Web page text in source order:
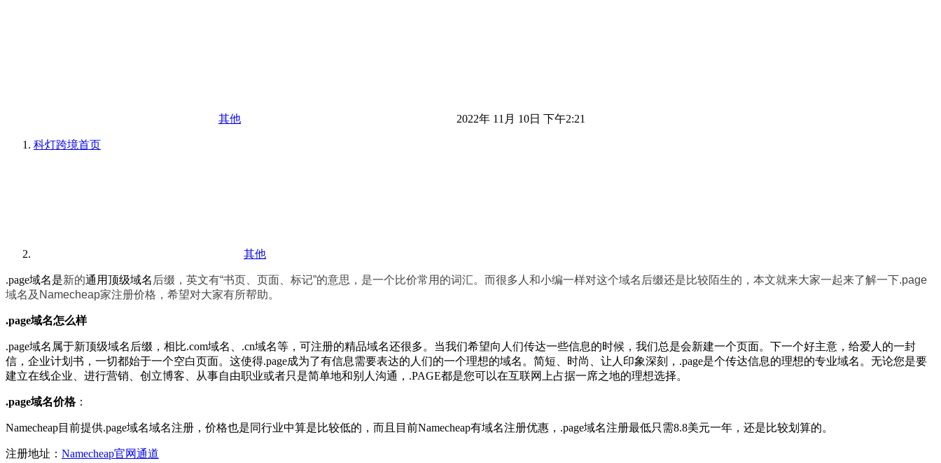
其他 2022年 11月 10日 下午2:21
科灯跨境首页
其他
.page域名是新的通用顶级域名 后缀，英文有“书页、页面、标记”的意思，是一个比价常用的词汇。而很多人和小编一样对这个域名后缀还是比较陌生的，本文就来大家一起来了解一下.page
域名及Namecheap家注册价格，希望对大家有所帮助。
.page域名怎么样
.page域名属于新顶级域名后缀，相比.com域名、.cn域名等，可注册的精品域名还很多。当我们希望向人们传达一些信息的时候，我们总是会新建一个页面。下一个好主意，给爱人的一封
信，企业计划书，一切都始于一个空白页面。这使得.page成为了有信息需要表达的人们的一个理想的域名。简短、时尚、让人印象深刻，.page是个传达信息的理想的专业域名。无论您是要
建立在线企业、进行营销、创立博客、从事自由职业或者只是简单地和别人沟通，.PAGE都是您可以在互联网上占据一席之地的理想选择。
.page域名价格：
Namecheap目前提供.page域名域名注册，价格也是同行业中算是比较低的，而且目前Namecheap有域名注册优惠，.page域名注册最低只需8.8美元一年，还是比较划算的。
注册地址： Namecheap官网通道